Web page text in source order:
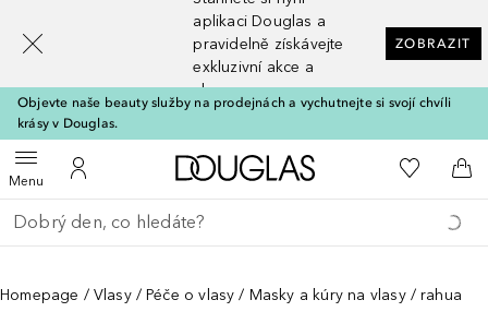
aplikaci Douglas a
pravidelně získávejte
exkluzivní akce a
slevy
ZOBRAZIT
Objevte naše beauty služby na prodejnách a vychutnejte si svojí chvíli
krásy v Douglas.
MenuOtevřít menuK mému účtu
Domů K mému
Do
Vraťte se
Proveďte vyhledávání
Homepage Vlasy Péče o vlasy Masky a kúry na vlasy rahua
[navigation.slideout.screenreader]